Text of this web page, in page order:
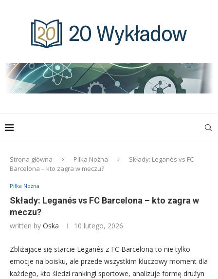
Strona główna Piłka Nożna
Składy: Leganés vs FC
Barcelona – kto zagra w meczu?
Piłka Nożna
Składy: Leganés vs FC Barcelona – kto zagra w
meczu?
written by Oska 10 lutego, 2026
Zbliżające się starcie Leganés z FC Barceloną to nie tylko
emocje na boisku, ale przede wszystkim kluczowy moment dla
każdego, kto śledzi rankingi sportowe, analizuje formę drużyn